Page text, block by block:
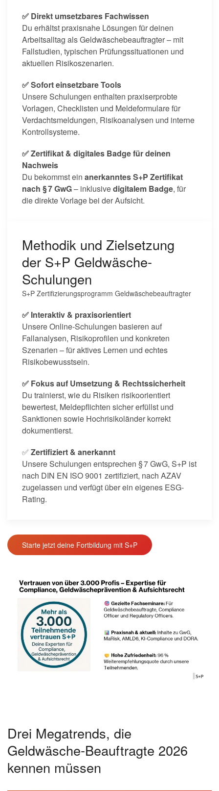
✅ Direkt umsetzbares Fachwissen
Du erhältst praxisnahe Lösungen für deinen
Arbeitsalltag als Geldwäschebeauftragter – mit
Fallstudien, typischen Prüfungssituationen und
aktuellen Risikoszenarien.
✅ Sofort einsetzbare Tools
Unsere Schulungen enthalten praxiserprobte
Vorlagen, Checklisten und Meldeformulare für
Verdachtsmeldungen, Risikoanalysen und interne
Kontrollsysteme.
✅ Zertifikat & digitales Badge für deinen
Nachweis
Du bekommst ein anerkanntes S+P Zertifikat
nach § 7 GwG– inklusivedigitalem Badge, für
die direkte Vorlage bei der Aufsicht.
Methodik und Zielsetzung
der S+P Geldwäsche-
Schulungen
S+P Zertifizierungsprogramm Geldwäschebeauftragter
✅ Interaktiv & praxisorientiert
Unsere Online-Schulungen basieren auf
Fallanalysen, Risikoprofilen und konkreten
Szenarien – für aktives Lernen und echtes
Risikobewusstsein.
✅ Fokus auf Umsetzung & Rechtssicherheit
Du trainierst, wie du Risiken risikoorientiert
bewertest, Meldepflichten sicher erfüllst und
Sanktionen sowie Hochrisikoländer korrekt
dokumentierst.
✅ Zertifiziert & anerkannt
Unsere Schulungen entsprechen § 7 GwG, S+P ist
nach DIN EN ISO 9001 zertifiziert, nach AZAV
zugelassen und verfügt über ein eigenes ESG-
Rating.
Starte jetzt deine Fortbildung mit S+P
Drei Megatrends, die
Geldwäsche-Beauftragte 2026
kennen müssen